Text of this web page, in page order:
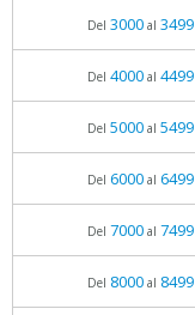
Del 3000al 3499
Del 4000al 4499
Del 5000al 5499
Del 6000al 6499
Del 7000al 7499
Del 8000al 8499